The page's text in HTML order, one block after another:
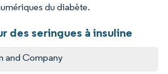
du diabète.
des seringues à insuline
and Company